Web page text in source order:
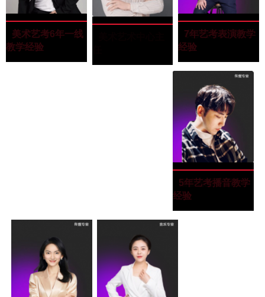
罗景文
罗景文
“四川美术学院”
色彩主教
美术艺考6年一线
教学经验
韦凯潇
韦凯潇
“毕业于武汉大
学”
表演教研室组长
7年艺考表演教学
经验
高晨瑞
高晨瑞
“毕业于厦门理工
大学”
播音教研室组长
5年艺考播音教学
经验